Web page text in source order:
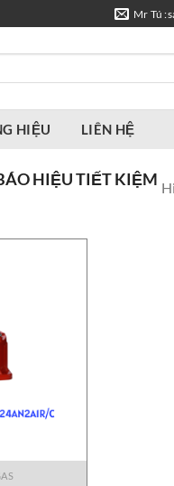
Mr Tú
HIỆU LIÊN HỆ
HIỆU TIẾT KIỆM